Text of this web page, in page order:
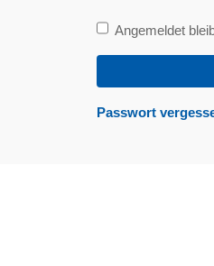
Bleibe
angemeldet
Angemeldet
Passwort